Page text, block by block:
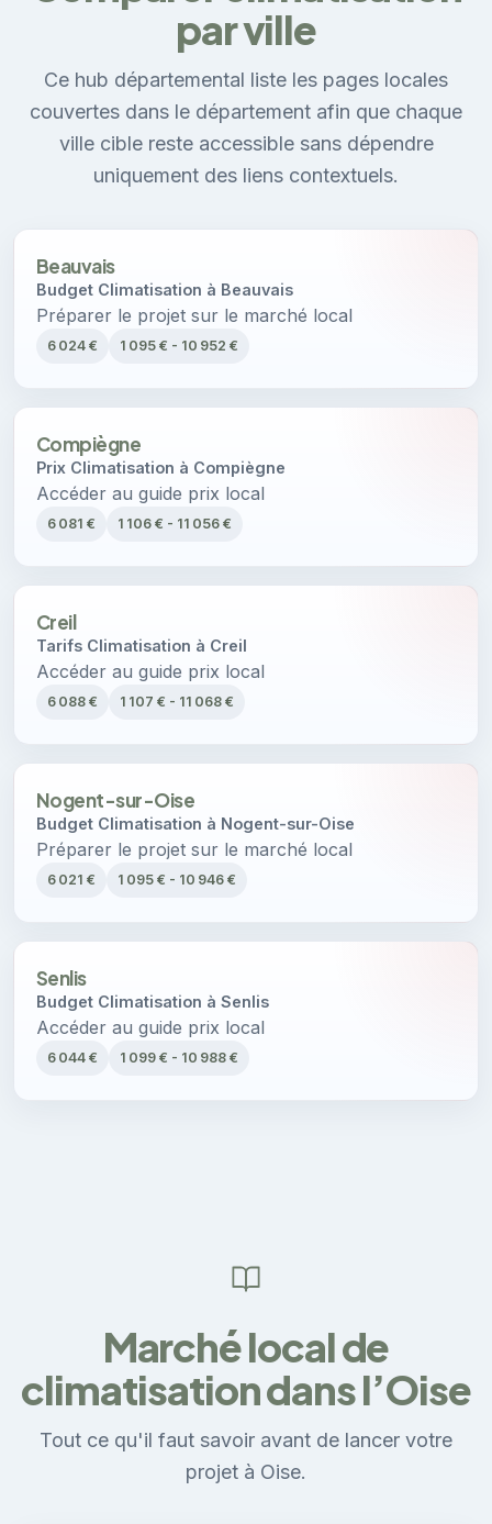
par ville
Ce hub départemental liste les pages locales
couvertes dans le département afin que chaque
ville cible reste accessible sans dépendre
uniquement des liens contextuels.
Beauvais
Budget Climatisation à Beauvais
Préparer le projet sur le marché local
6 024 € 1 095 € - 10 952 €
Compiègne
Prix Climatisation à Compiègne
Accéder au guide prix local
6 081 € 1 106 € - 11 056 €
Creil
Tarifs Climatisation à Creil
Accéder au guide prix local
6 088 € 1 107 € - 11 068 €
Nogent-sur-Oise
Budget Climatisation à Nogent-sur-Oise
Préparer le projet sur le marché local
6 021 € 1 095 € - 10 946 €
Senlis
Budget Climatisation à Senlis
Accéder au guide prix local
6 044 € 1 099 € - 10 988 €
Marché local de
climatisation dans l’Oise
Tout ce qu'il faut savoir avant de lancer votre
projet à Oise.